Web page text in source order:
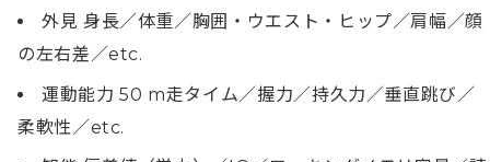
外見 身長／体重／胸囲・ウエスト・ヒップ／肩幅／顔
の左右差／etc.
運動能力 50 m走タイム／握力／持久力／垂直跳び／
柔軟性／etc.